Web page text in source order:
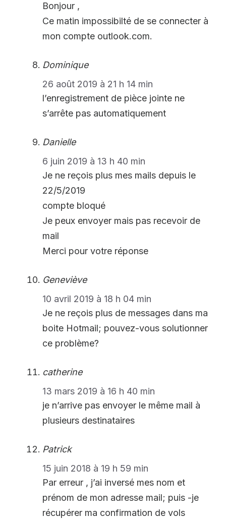
Bonjour ,
Ce matin impossibilté de se connecter à
mon compte outlook.com.
Dominique
26 août 2019 à 21 h 14 min
l’enregistrement de pièce jointe ne
s’arrête pas automatiquement
Danielle
6 juin 2019 à 13 h 40 min
Je ne reçois plus mes mails depuis le
22/5/2019
compte bloqué
Je peux envoyer mais pas recevoir de
mail
Merci pour votre réponse
Geneviève
10 avril 2019 à 18 h 04 min
Je ne reçois plus de messages dans ma
boite Hotmail; pouvez-vous solutionner
ce problème?
catherine
13 mars 2019 à 16 h 40 min
je n’arrive pas envoyer le même mail à
plusieurs destinataires
Patrick
15 juin 2018 à 19 h 59 min
Par erreur , j’ai inversé mes nom et
prénom de mon adresse mail; puis -je
récupérer ma confirmation de vols